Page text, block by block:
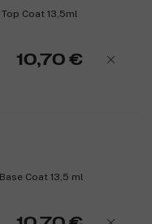
Coat 13,5ml
10,70 €
Coat 13,5 ml